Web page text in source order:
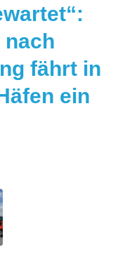
nach
fährt in
ein